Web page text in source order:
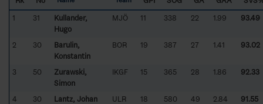
1
31
Kullander,
Hugo
MJÖ 11 338 22 1.99 93.49
2 30
Barulin,
Konstantin
BOR 19 387 27 1.41 93.02
3 50
Zurawski,
Simon
IKGF 15 365 28 1.86 92.33
4 30 Lantz, Johan ULR 18 580 49 2.84
91.55